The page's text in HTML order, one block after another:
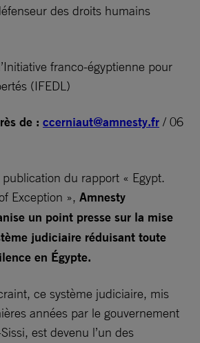
des droits humains
franco-égyptienne pour
(IFEDL)
de : ccerniaut@amnesty.fr / 06
publication du rapport « Egypt.
Exception », Amnesty
un point presse sur la mise
judiciaire réduisant toute
en Égypte.
ce système judiciaire, mis
années par le gouvernement
est devenu l’un des